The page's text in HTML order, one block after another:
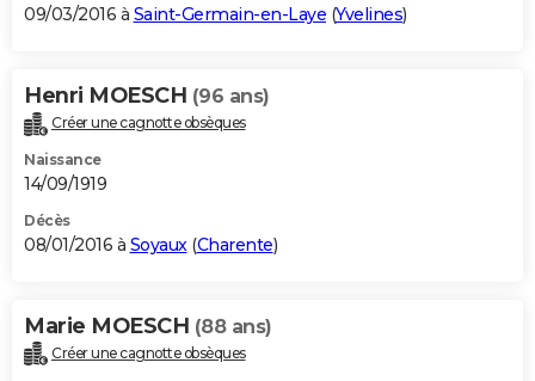
09/03/2016 à Saint-Germain-en-Laye (Yvelines)
Henri MOESCH (96 ans)
Créer une cagnotte obsèques
Naissance
14/09/1919
Décès
08/01/2016 à Soyaux (Charente)
Marie MOESCH (88 ans)
Créer une cagnotte obsèques